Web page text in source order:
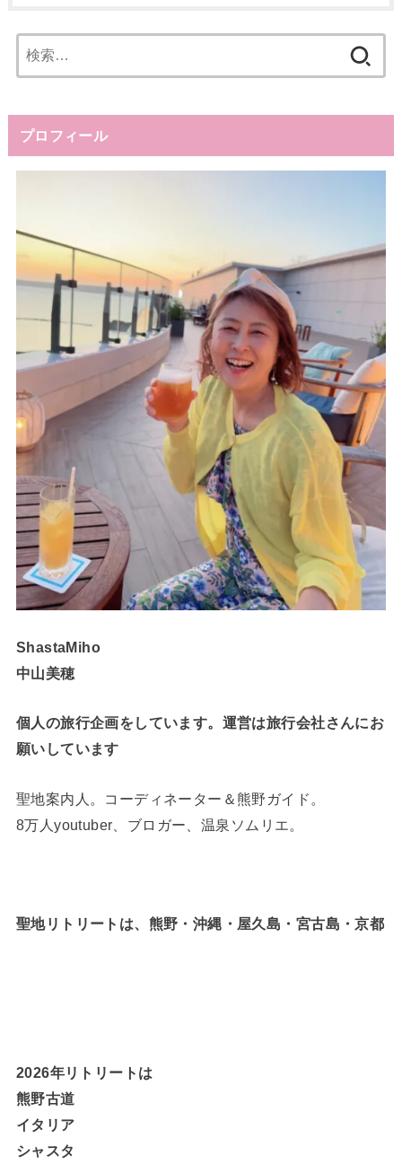
索:
プロフィール
ShastaMiho
中山美穂
個人の旅行企画をしています。運営は旅行会社さんにお
願いしています
聖地案内人。コーディネーター＆熊野ガイド。
8万人youtuber、ブロガー、温泉ソムリエ。
聖地リトリートは、熊野・沖縄・屋久島・宮古島・京都
2026年リトリートは
熊野古道
イタリア
シャスタ